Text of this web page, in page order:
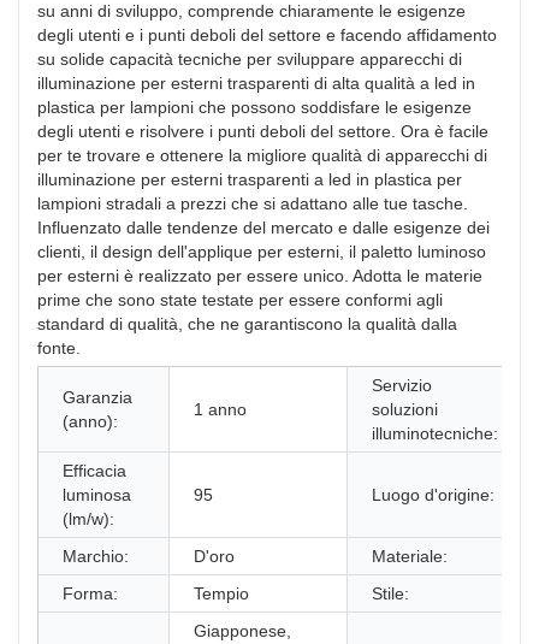
su anni di sviluppo, comprende chiaramente le esigenze
degli utenti e i punti deboli del settore e facendo affidamento
su solide capacità tecniche per sviluppare apparecchi di
illuminazione per esterni trasparenti di alta qualità a led in
plastica per lampioni che possono soddisfare le esigenze
degli utenti e risolvere i punti deboli del settore. Ora è facile
per te trovare e ottenere la migliore qualità di apparecchi di
illuminazione per esterni trasparenti a led in plastica per
lampioni stradali a prezzi che si adattano alle tue tasche.
Influenzato dalle tendenze del mercato e dalle esigenze dei
clienti, il design dell'applique per esterni, il paletto luminoso
per esterni è realizzato per essere unico. Adotta le materie
prime che sono state testate per essere conformi agli
standard di qualità, che ne garantiscono la qualità dalla
fonte.
Garanzia
(anno):
1 anno
Servizio
soluzioni
illuminotecniche:
Efficacia
luminosa
(lm/w):
95 Luogo d'origine:
Marchio: D'oro
Materiale:
Forma:
Tempio Stile:
Giapponese,